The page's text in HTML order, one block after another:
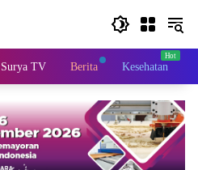
Surya TV Berita Kesehatan